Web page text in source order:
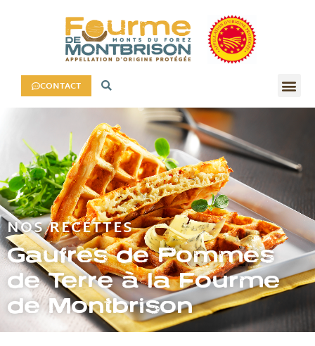
CONTACT
NOS RECETTES
Gaufres de Pommes
de Terre à la Fourme
de Montbrison